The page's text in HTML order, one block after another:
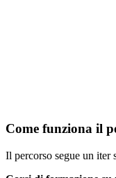
Come funziona il
Il percorso segue un iter